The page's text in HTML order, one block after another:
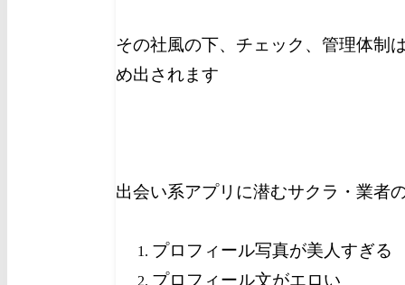
その社風の下、チェック、管理体制
め出されます
出会い系アプリに潜むサクラ・業者
プロフィール写真が美人すぎる
プロフィール文がエロい